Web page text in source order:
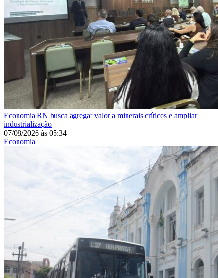
Economia RN busca agregar valor a minerais críticos e ampliar
industrialização
07/08/2026 às 05:34
Economia